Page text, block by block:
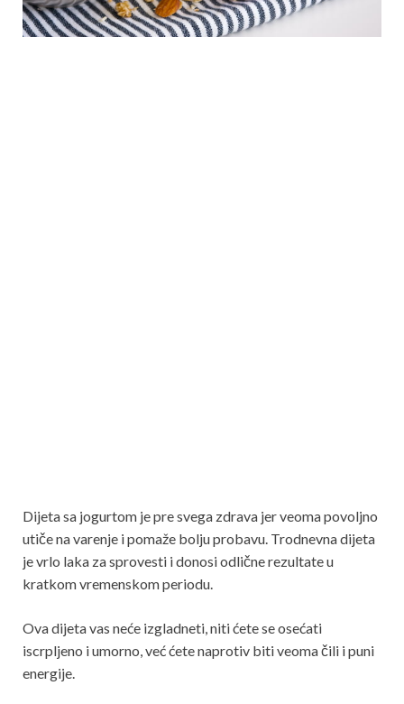
Dijeta sa jogurtom je pre svega zdrava jer veoma povoljno
utiče na varenje i pomaže bolju probavu. Trodnevna dijeta
je vrlo laka za sprovesti i donosi odlične rezultate u
kratkom vremenskom periodu.
Ova dijeta vas neće izgladneti, niti ćete se osećati
iscrpljeno i umorno, već ćete naprotiv biti veoma čili i puni
energije.